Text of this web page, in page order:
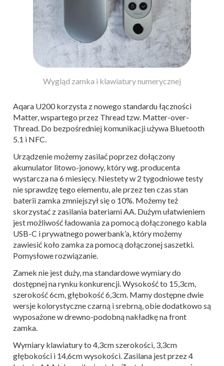
Wygląd zamka i klawiatury numerycznej
Aqara U200 korzysta z nowego standardu łączności
Matter, wspartego przez Thread tzw. Matter-over-
Thread. Do bezpośredniej komunikacji używa Bluetooth
5.1 i NFC.
Urządzenie możemy zasilać poprzez dołączony
akumulator litowo-jonowy, który wg. producenta
wystarcza na 6 miesięcy. Niestety w 2 tygodniowe testy
nie sprawdzę tego elementu, ale przez ten czas stan
baterii zamka zmniejszył się o 10%. Możemy też
skorzystać z zasilania bateriami AA. Dużym ułatwieniem
jest możliwość ładowania za pomocą dołączonego kabla
USB-C i prywatnego powerbank’a, który możemy
zawiesić koło zamka za pomocą dołączonej saszetki.
Pomysłowe rozwiązanie.
Zamek nie jest duży, ma standardowe wymiary do
dostępnej na rynku konkurencji. Wysokość to 15,3cm,
szerokość 6cm, głębokość 6,3cm. Mamy dostępne dwie
wersje kolorystyczne czarną i srebrną, obie dodatkowo są
wyposażone w drewno-podobną nakładkę na front
zamka.
Wymiary klawiatury to 4,3cm szerokości, 3,3cm
głębokości i 14,6cm wysokości. Zasilana jest przez 4